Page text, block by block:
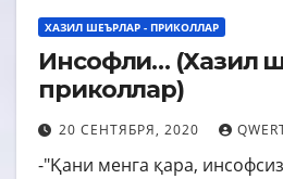
ХАЗИЛ ШЕЪРЛАР - ПРИКОЛЛАР
Инсофли… (Хазил
приколлар)
20 СЕНТЯБРЯ, 2020
-"Қани менга қара,